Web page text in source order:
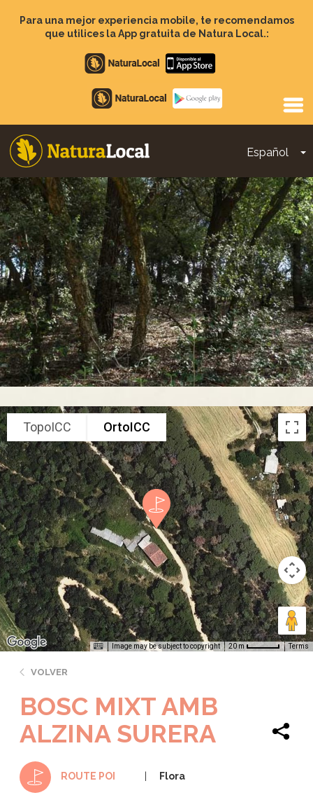
contenido
Para una mejor experiencia mobile, te recomendamos
que utilices la App gratuita de Natura Local.:
Apple
store
Google
Play
Español
Main
navigation
TopoICC OrtoICC
Image may be subject to copyright 20 m Terms
VOLVER
BOSC MIXT AMB
ALZINA SURERA
ROUTE POI Flora